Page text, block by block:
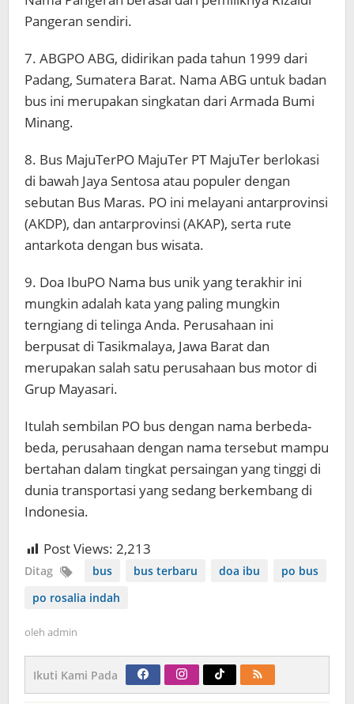
Pangeran sendiri.
7. ABGPO ABG, didirikan pada tahun 1999 dari
Padang, Sumatera Barat. Nama ABG untuk badan
bus ini merupakan singkatan dari Armada Bumi
Minang.
8. Bus MajuTerPO MajuTer PT MajuTer berlokasi
di bawah Jaya Sentosa atau populer dengan
sebutan Bus Maras. PO ini melayani antarprovinsi
(AKDP), dan antarprovinsi (AKAP), serta rute
antarkota dengan bus wisata.
9. Doa IbuPO Nama bus unik yang terakhir ini
mungkin adalah kata yang paling mungkin
terngiang di telinga Anda. Perusahaan ini
berpusat di Tasikmalaya, Jawa Barat dan
merupakan salah satu perusahaan bus motor di
Grup Mayasari.
Itulah sembilan PO bus dengan nama berbeda-
beda, perusahaan dengan nama tersebut mampu
bertahan dalam tingkat persaingan yang tinggi di
dunia transportasi yang sedang berkembang di
Indonesia.
Post Views: 2,213
Ditag bus bus terbaru doa ibu
po bus
po rosalia indah
oleh admin
Ikuti Kami Pada